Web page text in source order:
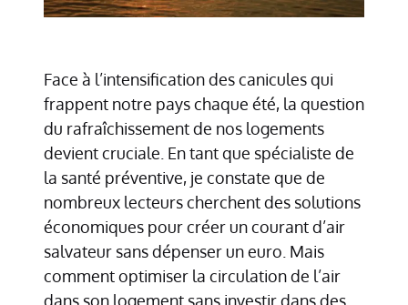
Face à l’intensification des canicules qui
frappent notre pays chaque été, la question
du rafraîchissement de nos logements
devient cruciale. En tant que spécialiste de
la santé préventive, je constate que de
nombreux lecteurs cherchent des solutions
économiques pour créer un courant d’air
salvateur sans dépenser un euro. Mais
comment optimiser la circulation de l’air
dans son logement sans investir dans des